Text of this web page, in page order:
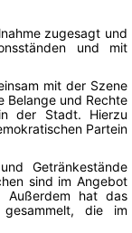
zugesagt und
und mit
mit der Szene
Belange und Rechte
der Stadt. Hierzu
Partein
Getränkestände
sind im Angebot
Außerdem hat das
gesammelt, die im